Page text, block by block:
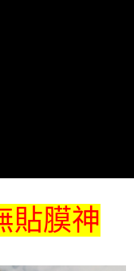
貼膜神